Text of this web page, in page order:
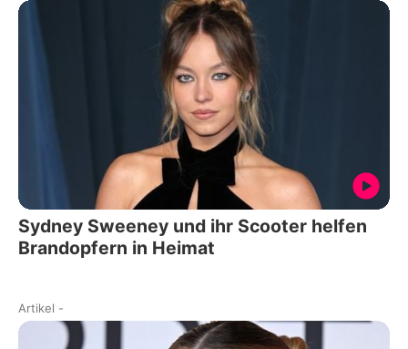
Sydney Sweeney und ihr Scooter helfen
Brandopfern in Heimat
Artikel -